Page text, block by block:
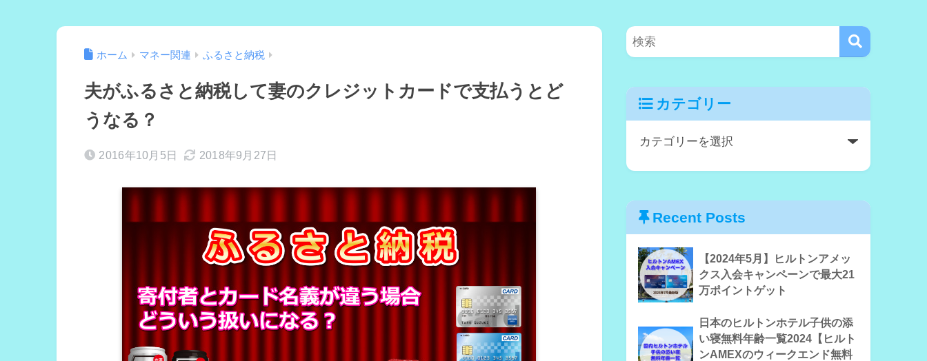
ホーム マネー関連 ふるさと納税
夫がふるさと納税して妻のクレジットカードで支払うとど
うなる？
2016年10月5日 2018年9月27日
カテゴリー
Recent Posts
【2024年5月】ヒルトンアメッ
クス入会キャンペーンで最大21
万ポイントゲット
日本のヒルトンホテル子供の添
い寝無料年齢一覧2024【ヒルト
ンAMEXのウィークエンド無料